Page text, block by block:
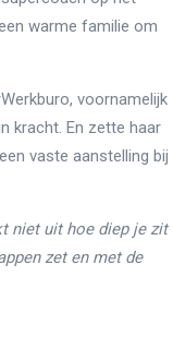
warme familie om
voornamelijk
kracht. En zette haar
vaste aanstelling bij
niet uit hoe diep je zit
zet en met de